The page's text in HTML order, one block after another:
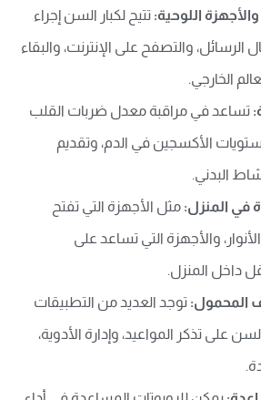
اللوحية: تتيح لكبار السن إجراء
الرسائل، والتصفح على الإنترنت، والبقاء
الخارجي.
تساعد في مراقبة معدل ضربات القلب
الأكسجين في الدم، وتقديم
البدني.
في المنزل: مثل الأجهزة التي تفتح
والأجهزة التي تساعد على
داخل المنزل.
المحمول: توجد العديد من التطبيقات
على تذكر المواعيد، وإدارة الأدوية،